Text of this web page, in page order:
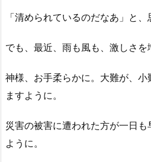
「清められているのだなあ」と、
でも、最近、雨も風も、激しさを
神様、お手柔らかに。大難が、小
ますように。
災害の被害に遭われた方が一日
ように。